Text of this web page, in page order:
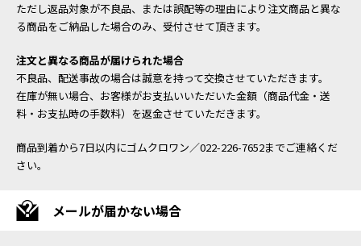
ただし返品対象が不良品、または誤配等の理由により注文商品と異な
る商品をご納品した場合のみ、受付させて頂きます。
注文と異なる商品が届けられた場合
不良品、配送事故の場合は誠意を持って交換させていただきます。
在庫が無い場合、お客様がお支払いいただいた金額（商品代金・送
料・お支払時の手数料）を返金させていただきます。
商品到着から7日以内にゴムクロワン／022-226-7652までご連絡くだ
さい。
メールが届かない場合